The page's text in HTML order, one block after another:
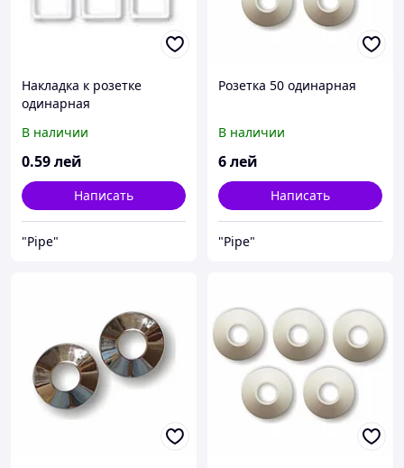
Накладка к розетке
одинарная
В наличии
0.59лей
Написать
"Pipe"
Розетка 50 одинарная
В наличии
6лей
Написать
"Pipe"